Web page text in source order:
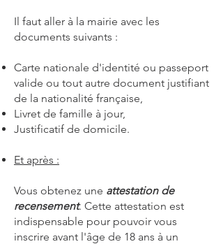
Il faut aller à la mairie avec les
documents suivants :
Carte nationale d'identité ou passeport
valide ou tout autre document justifiant
de la nationalité française,
Livret de famille à jour,
Justificatif de domicile.
Et après :
Vous obtenez une attestation de
recensement. Cette attestation est
indispensable pour pouvoir vous
inscrire avant l'âge de 18 ans à un